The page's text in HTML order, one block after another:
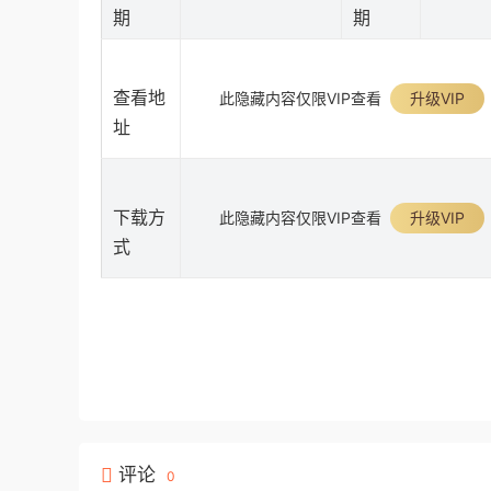
期 期
查看地
址
此隐藏内容仅限VIP查看 升级VIP
下载方
式
此隐藏内容仅限VIP查看 升级VIP
评论 0